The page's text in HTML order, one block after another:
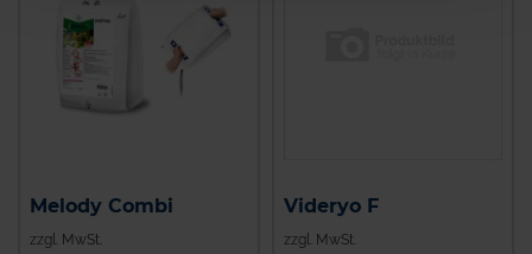
Melody Combi
zzgl. MwSt.
Videryo F
zzgl. MwSt.